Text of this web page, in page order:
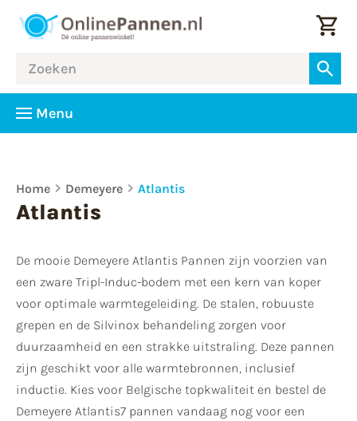
Menu
Home Demeyere Atlantis
Atlantis
De mooie Demeyere Atlantis Pannen zijn voorzien van
een zware Tripl-Induc-bodem met een kern van koper
voor optimale warmtegeleiding. De stalen, robuuste
grepen en de Silvinox behandeling zorgen voor
duurzaamheid en een strakke uitstraling. Deze pannen
zijn geschikt voor alle warmtebronnen, inclusief
inductie. Kies voor Belgische topkwaliteit en bestel de
Demeyere Atlantis7 pannen vandaag nog voor een